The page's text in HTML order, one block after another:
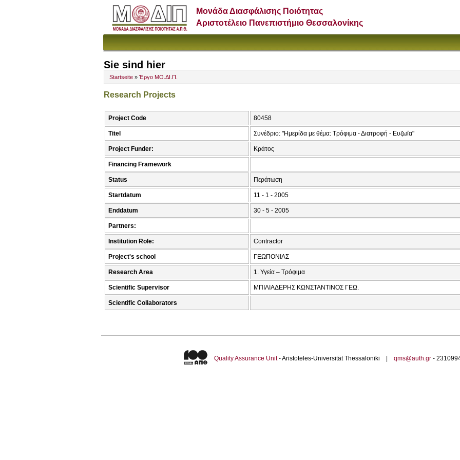
Μονάδα Διασφάλισης Ποιότητας
Αριστοτέλειο Πανεπιστήμιο Θεσσαλονίκης
Sie sind hier
Startseite » Έργο ΜΟ.ΔΙ.Π.
Research Projects
Project Code 80458
Titel Συνέδριο: "Ημερίδα με θέμα: Τρόφιμα - Διατροφή - Ευζωϊα"
Project Funder: Κράτος
Financing Framework
Status Περάτωση
Startdatum 11 - 1 - 2005
Enddatum 30 - 5 - 2005
Partners:
Institution Role: Contractor
Project's school ΓΕΩΠΟΝΙΑΣ
Research Area 1. Υγεία – Τρόφιμα
Scientific Supervisor ΜΠΙΛΙΑΔΕΡΗΣ ΚΩΝΣΤΑΝΤΙΝΟΣ ΓΕΩ.
Scientific Collaborators
Quality Assurance Unit- Aristoteles-Universität Thessaloniki | qms@auth.gr -